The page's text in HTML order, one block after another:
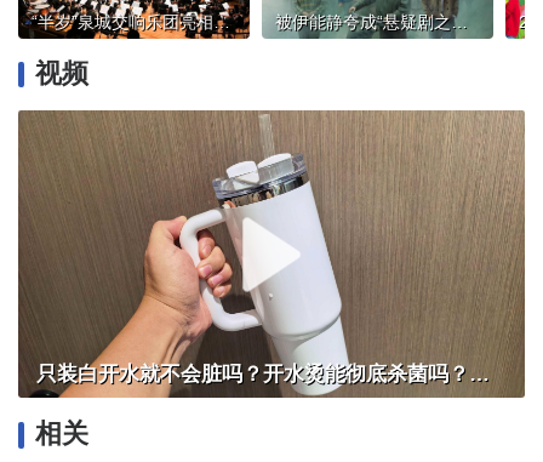
“半岁”泉城交响乐团亮相中国交响乐之春，奏《大河潮起》宏阔乐章 被伊能静夸成“悬疑剧之王”，秦昊新剧确实高级
视频
只装白开水就不会脏吗？开水烫能彻底杀菌吗？感控专家详解“吸管杯”藏菌真相｜都视频·热观察
相关